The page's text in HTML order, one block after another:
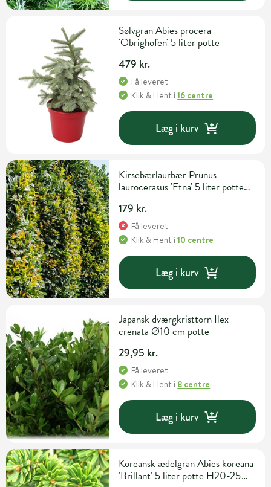
Sølvgran Abies procera
'Obrighofen' 5 liter potte
479 kr.
Få leveret
Klik & Hent i16 centre
Læg i kurv
Kirsebærlaurbær Prunus
laurocerasus 'Etna' 5 liter potte
179 kr.
Få leveret
Klik & Hent i10 centre
Læg i kurv
Japansk dværgkristtorn Ilex
crenata Ø10 cm potte
29,95 kr.
Få leveret
Klik & Hent i 8 centre
Læg i kurv
Koreansk ædelgran Abies koreana
'Brillant' 5 liter potte H20-25